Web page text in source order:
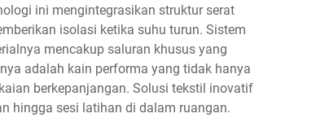
ini mengintegrasikan struktur serat
isolasi ketika suhu turun. Sistem
mencakup saluran khusus yang
adalah kain performa yang tidak hanya
berkepanjangan. Solusi tekstil inovatif
hingga sesi latihan di dalam ruangan.